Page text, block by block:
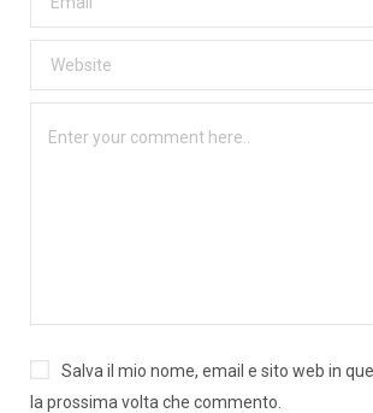
Salva il mio nome, email e sito web in
la prossima volta che commento.